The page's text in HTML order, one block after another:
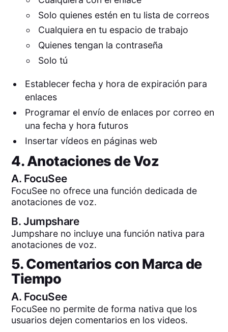
Solo quienes estén en tu lista de correos
Cualquiera en tu espacio de trabajo
Quienes tengan la contraseña
Solo tú
Establecer fecha y hora de expiración para
enlaces
Programar el envío de enlaces por correo en
una fecha y hora futuros
Insertar vídeos en páginas web
4. Anotaciones de Voz
A. FocuSee
FocuSee no ofrece una función dedicada de
anotaciones de voz.
B.Jumpshare
Jumpshare no incluye una función nativa para
anotaciones de voz.
5. Comentarios con Marca de
Tiempo
A. FocuSee
FocuSee no permite de forma nativa que los
usuarios dejen comentarios en los videos.